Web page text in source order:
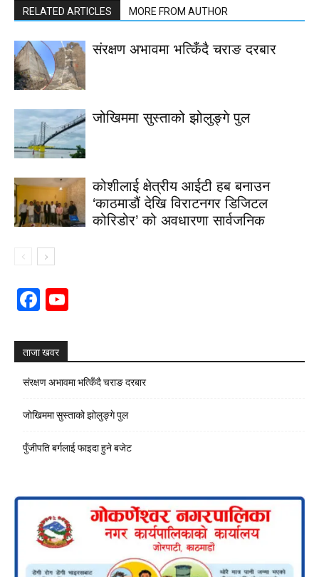
RELATED ARTICLES MORE FROM AUTHOR
संरक्षण अभावमा भत्किँदै चराङ दरबार
जोखिममा सुस्ताको झोलुङ्गे पुल
कोशीलाई क्षेत्रीय आईटी हब बनाउन
‘काठमाडौं देखि विराटनगर डिजिटल
कोरिडोर’ को अवधारणा सार्वजनिक
Facebook
ताजा खवर
संरक्षण अभावमा भत्किँदै चराङ दरबार
जोखिममा सुस्ताको झोलुङ्गे पुल
पुँजीपति बर्गलाई फाइदा हुने बजेट